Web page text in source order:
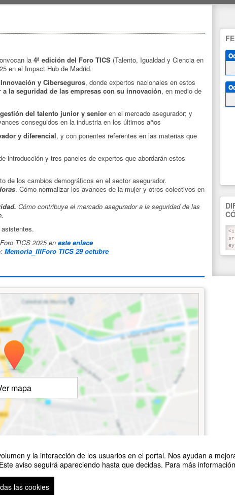
y la interacción de los usuarios en el portal. Nos ayudan a
aviso seguirá apareciendo hasta que decidas. Para más
las cookies
la 4ª edición del Foro TICS (Talento, Igualdad y Ciencia en
en el Impact Hub de Madrid.
Innovación y Ciberseguros, donde expertos nacionales en estos
la seguridad de las empresas con su innovación, en medio de
gestión del talento junior y senior en el mercado asegurador; y
conseguidos en la industria en los últimos años
y diferencial, y con ponentes referentes en las materias que
introducción y tres paneles de expertos que abordarán estos
de los cambios demográficos en el sector asegurador.
. Cómo normalizar los avances de la mujer y otros colectivos en
Cómo contribuye el mercado asegurador a la seguridad de las
TICS 2025 en este enlace
Memoria_IIIForo TICS 29 octubre
mapa
legal|Contacto